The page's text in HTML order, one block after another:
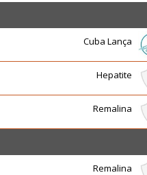
Cuba Lança
Hepatite
Remalina
Remalina